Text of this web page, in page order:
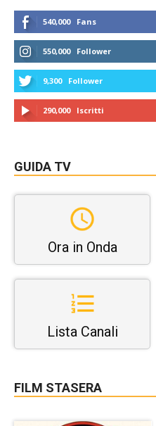
540,000 Fans
550,000 Follower
9,300 Follower
290,000 Iscritti
GUIDA TV
Ora in Onda
Lista Canali
FILM STASERA